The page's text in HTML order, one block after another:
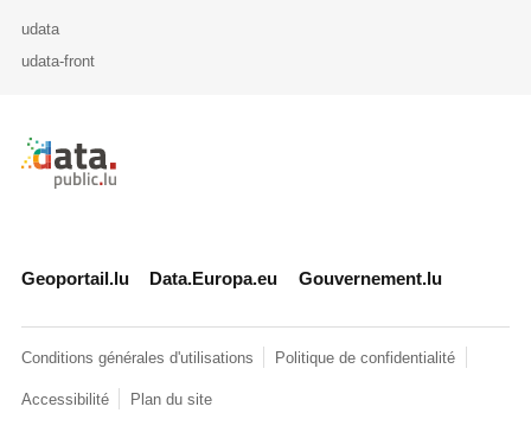
udata
udata-front
Retour à l'accueil de data.public.lu
Geoportail.lu Data.Europa.eu Gouvernement.lu
Conditions générales d'utilisations Politique de confidentialité
Accessibilité Plan du site